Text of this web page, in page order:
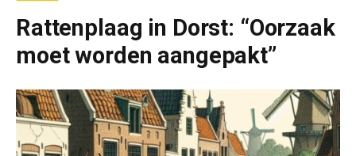
Rattenplaag in Dorst: “Oorzaak
moet worden aangepakt”